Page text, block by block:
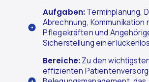
Aufgaben:Terminplanung,
Abrechnung, Kommunikation
Pflegekräften und
Sicherstellung einer
Bereiche:Zu den
effizienten